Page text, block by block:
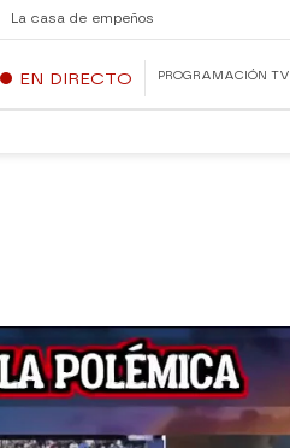
La casa de empeños
EN DIRECTO PROGRAMACIÓN TV